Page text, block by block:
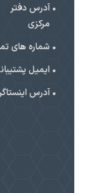
آدرس دفتر
مرکزی
شماره های
ایمیل
آدرس